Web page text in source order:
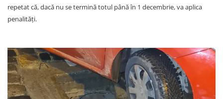
repetat că, dacă nu se termină totul până în 1 decembrie, va aplica
penalități.